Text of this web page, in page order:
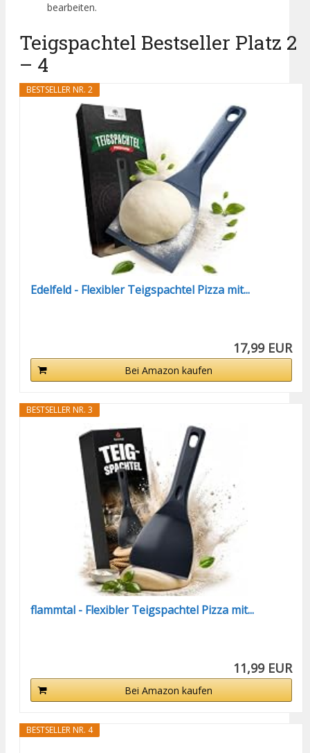
bearbeiten.
Teigspachtel Bestseller Platz 2
– 4
BESTSELLER NR. 2
Edelfeld - Flexibler Teigspachtel Pizza mit...
17,99 EUR
Bei Amazon kaufen
BESTSELLER NR. 3
flammtal - Flexibler Teigspachtel Pizza mit...
11,99 EUR
Bei Amazon kaufen
BESTSELLER NR. 4